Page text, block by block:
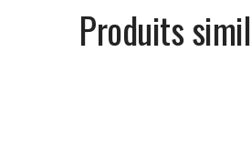
Produits